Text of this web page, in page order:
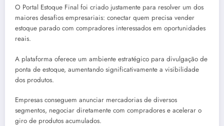
O Portal Estoque Final foi criado justamente para resolver um dos
maiores desafios empresariais: conectar quem precisa vender
estoque parado com compradores interessados em oportunidades
reais.
A plataforma oferece um ambiente estratégico para divulgação de
ponta de estoque, aumentando significativamente a visibilidade
dos produtos.
Empresas conseguem anunciar mercadorias de diversos
segmentos, negociar diretamente com compradores e acelerar o
giro de produtos acumulados.